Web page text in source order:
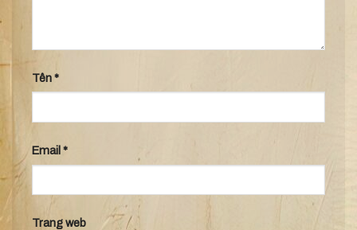
Tên*
Email *
Trang web